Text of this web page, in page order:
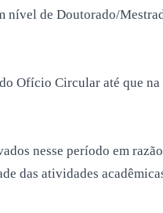
de Doutorado/
Ofício Circular até que
nesse período em
das atividades